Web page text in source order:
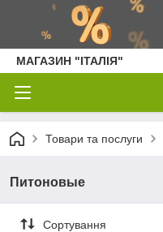
МАГАЗИН "ІТАЛІЯ"
Товари та послуги
Питоновые
Сортування